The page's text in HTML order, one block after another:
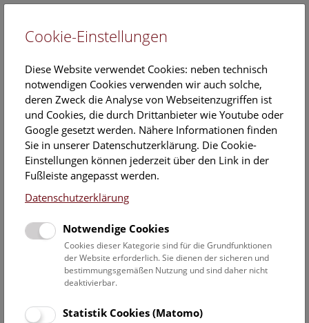
EN
Veranstaltungskalender
Informationen zu Gruppen,- Kindergarten- und
Schulprogrammen finden Siehier
Datumsfilter
13.12.2019
Datum auswählen
Cookie-Einstellungen
Diese Website verwendet Cookies: neben technisch
notwendigen Cookies verwenden wir auch solche,
deren Zweck die Analyse von Webseitenzugriffen ist
und Cookies, die durch Drittanbieter wie Youtube oder
Google gesetzt werden. Nähere Informationen finden
Sie in unserer Datenschutzerklärung. Die Cookie-
Einstellungen können jederzeit über den Link in der
Fußleiste angepasst werden.
Datenschutzerklärung
Notwendige Cookies
Cookies dieser Kategorie sind für die Grundfunktionen
der Website erforderlich. Sie dienen der sicheren und
bestimmungsgemäßen Nutzung und sind daher nicht
deaktivierbar.
Statistik Cookies (Matomo)